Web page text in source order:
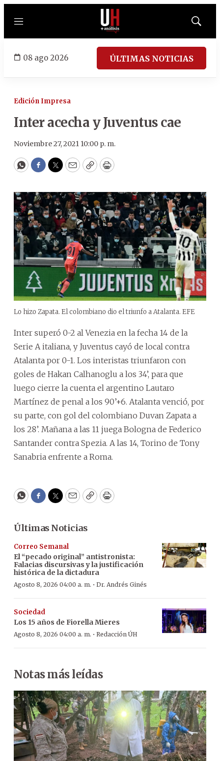
Menú
Mostrar
08 ago 2026 ÚLTIMAS NOTICIAS
Edición Impresa
Inter acecha y Juventus cae
Noviembre 27, 2021 10:00 p. m.
WhatsApp
Facebook
Twitter
EmailCopyPrint
Lo hizo Zapata. El colombiano dio el triunfo a Atalanta. EFE
Inter superó 0-2 al Venezia en la fecha 14 de la
Serie A italiana, y Juventus cayó de local contra
Atalanta por 0-1. Los interistas triunfaron con
goles de Hakan Calhanoglu a los 34’, para que
luego cierre la cuenta el argentino Lautaro
Martínez de penal a los 90’+6. Atalanta venció, por
su parte, con gol del colombiano Duvan Zapata a
los 28’. Mañana a las 11 juega Bologna de Federico
Santander contra Spezia. A las 14, Torino de Tony
Sanabria enfrente a Roma.
WhatsApp
Facebook
Twitter
EmailCopyPrint
Últimas Noticias
Correo Semanal
El “pecado original” antistronista:
Falacias discursivas y la justificación
histórica de la dictadura
Agosto 8, 2026 04:00 a. m. · Dr. Andrés Ginés
Sociedad
Los 15 años de Fiorella Mieres
Agosto 8, 2026 04:00 a. m. · Redacción ÚH
Notas más leídas